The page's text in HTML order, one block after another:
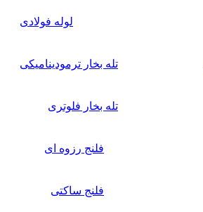
لوله فولادی
تله بخار ترمودینامیکی
تله بخار فلوتری
فلنج رزوه ای
فلنج ساکتی